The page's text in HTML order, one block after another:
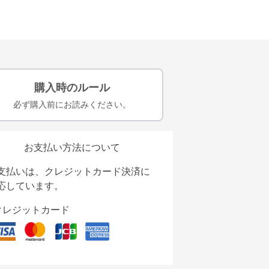
購入時のルール
必ず購入前にお読みください。
お支払い方法について
払いは、クレジットカード決済に
しています。
レジットカード